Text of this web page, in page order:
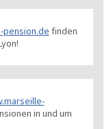
pension.de finden
in und um